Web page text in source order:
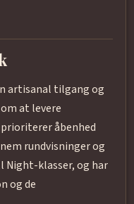
artisanal tilgang og
at levere
åbenhed
rundvisninger og
klasser, og har
og de